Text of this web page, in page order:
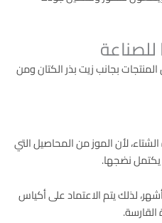
للصناعة
المنتجات بجانب زيت بذر الكتان ومن
لأن الموز من المحاصيل التي
يكتمل نضجها.
لأن فترة نمو الموز تصل إلى 8 أشهر، لذلك يتم الاعتماد على أكياس